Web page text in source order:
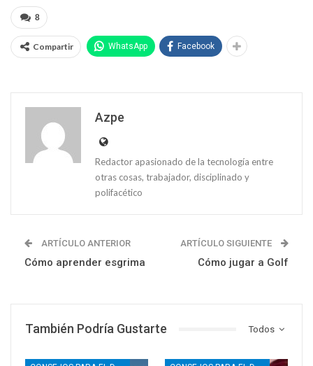
8
Compartir WhatsApp Facebook
Azpe
Redactor apasionado de la tecnología entre
otras cosas, trabajador, disciplinado y
polifacético
ARTÍCULO ANTERIOR
Cómo aprender esgrima
ARTÍCULO SIGUIENTE
Cómo jugar a Golf
Todos
También Podría Gustarte